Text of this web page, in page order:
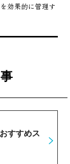
効果的に管理す
すすめス